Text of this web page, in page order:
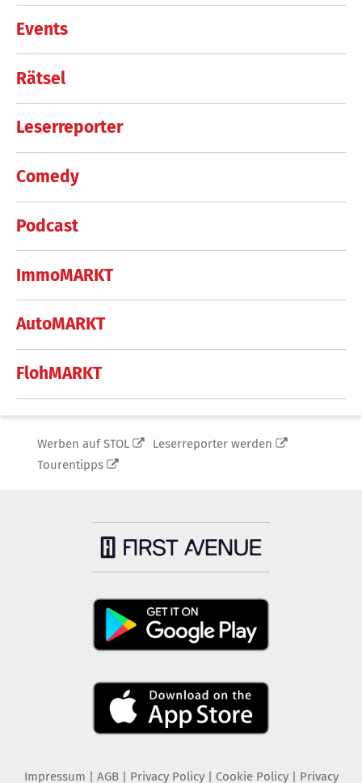
Events
Rätsel
Leserreporter
Comedy
Podcast
ImmoMARKT
AutoMARKT
FlohMARKT
Werben auf STOL
Leserreporter werden
Tourentipps
Impressum | AGB | Privacy Policy| Cookie Policy| Privacy